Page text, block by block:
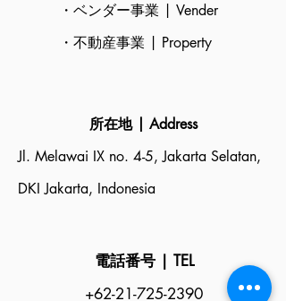
・ベンダー事業 | Vender
・不動産事業 | Property
所在地 | Address
Jl. Melawai IX no. 4-5, Jakarta Selatan,
DKI Jakarta, Indonesia
電話番号 | TEL
+62-21-725-2390